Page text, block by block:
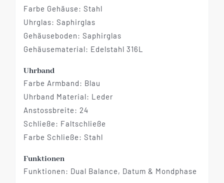
Farbe Gehäuse: Stahl
Uhrglas: Saphirglas
Gehäuseboden: Saphirglas
Gehäusematerial: Edelstahl 316L
Uhrband
Farbe Armband: Blau
Uhrband Material: Leder
Anstossbreite: 24
Schließe: Faltschließe
Farbe Schließe: Stahl
Funktionen
Funktionen: Dual Balance, Datum & Mondphase